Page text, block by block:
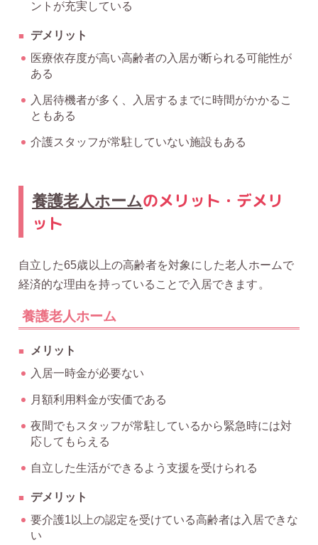
ントが充実している
デメリット
医療依存度が高い高齢者の入居が断られる可能性が
ある
入居待機者が多く、入居するまでに時間がかかるこ
ともある
介護スタッフが常駐していない施設もある
養護老人ホームのメリット・デメリ
ット
自立した65歳以上の高齢者を対象にした老人ホームで
経済的な理由を持っていることで入居できます。
養護老人ホーム
メリット
入居一時金が必要ない
月額利用料金が安価である
夜間でもスタッフが常駐しているから緊急時には対
応してもらえる
自立した生活ができるよう支援を受けられる
デメリット
要介護1以上の認定を受けている高齢者は入居できな
い